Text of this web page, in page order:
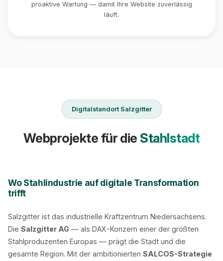
proaktive Wartung — damit Ihre Website zuverlässig
läuft.
Digitalstandort Salzgitter
Webprojekte für die Stahlstadt
Wo Stahlindustrie auf digitale Transformation
trifft
Salzgitter ist das industrielle Kraftzentrum Niedersachsens.
Die Salzgitter AG — als DAX-Konzern einer der größten
Stahlproduzenten Europas — prägt die Stadt und die
gesamte Region. Mit der ambitionierten SALCOS-Strategie